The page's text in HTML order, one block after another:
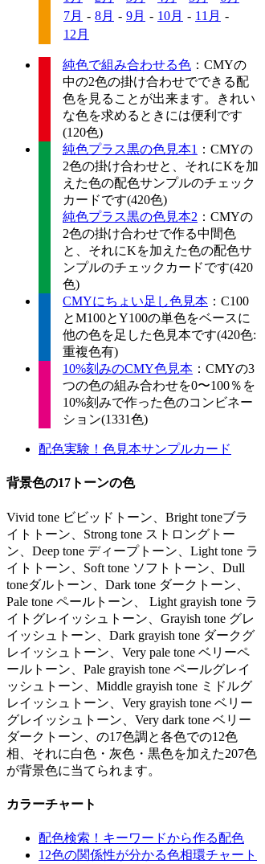
7月 - 8月 - 9月 - 10月 - 11月 -
12月
純色で組み合わせる色 ：CMYの
中の2色の掛け合わせでできる配
色を見ることが出来ます。きれい
な色を求めるときには便利です
(120色)
純色プラス黒の色見本1 ：CMYの
2色の掛け合わせと、それにKを加
えた色の配色サンプルのチェック
カードです(420色)
純色プラス黒の色見本2 ：CMYの
2色の掛け合わせで作る中間色
と、それにKを加えた色の配色サ
ンプルのチェックカードです(420
色)
CMYにちょい足し色見本 ：C100
とM100とY100の単色をベースに
他の色を足した色見本です(420色:
重複色有)
10%刻みのCMY色見本 ：CMYの3
つの色の組み合わせを0〜100％を
10%刻みで作った色のコンビネー
ション(1331色)
配色実験！色見本サンプルカード
背景色の17トーンの色
Vivid tone ビビッドトーン、Bright toneブラ
イトトーン、Strong tone ストロングトー
ン、Deep tone ディープトーン、Light tone ラ
イトトーン、Soft tone ソフトトーン、Dull
toneダルトーン、Dark tone ダークトーン、
Pale tone ペールトーン、 Light grayish tone ラ
イトグレイッシュトーン、Grayish tone グレ
イッシュトーン、Dark grayish tone ダークグ
レイッシュトーン、Very pale tone ベリーペ
ールトーン、Pale grayish tone ペールグレイ
ッシュトーン、Middle grayish tone ミドルグ
レイッシュトーン、Very grayish tone ベリー
グレイッシュトーン、Very dark tone ベリー
ダークトーン、の17色調と各色での12色
相、それに白色・灰色・黒色を加えた207色
が背景色に当てられます。
カラーチャート
配色検索！キーワードから作る配色
12色の関係性が分かる色相環チャート